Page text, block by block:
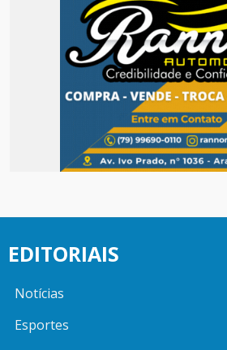
EDITORIAIS
Notícias
Esportes